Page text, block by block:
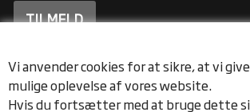
Vi anvender cookies for at sikre, at vi
mulige oplevelse af vores website.
Hvis du fortsætter med at bruge dette